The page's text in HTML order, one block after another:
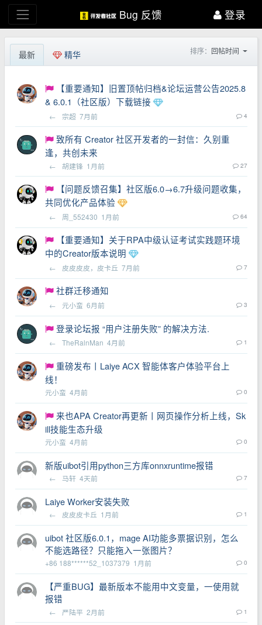
Bug 反馈 登录
最新 精华 排序： 回帖时间
【重要通知】旧置顶帖归档&论坛运营公告2025.8
& 6.0.1（社区版）下载链接
← 宗超 7月前 4
致所有 Creator 社区开发者的一封信：久别重
逢，共创未来
← 胡建锋 1月前 27
【问题反馈召集】社区版6.0→6.7升级问题收集，
共同优化产品体验
← 周_552430 1月前 64
【重要通知】关于RPA中级认证考试实践题环境
中的Creator版本说明
← 皮皮皮皮，皮卡丘 7月前 7
社群迁移通知
← 元小蛮 6月前 3
登录论坛报 “用户注册失败” 的解决方法.
← TheRalnMan 4月前 1
重磅发布丨Laiye ACX 智能体客户体验平台上
线！
元小蛮 4月前 0
来也APA Creator再更新丨网页操作分析上线，Sk
ill技能生态升级
元小蛮 4月前 0
新版uibot引用python三方库onnxruntime报错
← 马轩 4天前 7
Laiye Worker安装失败
← 皮皮皮卡丘 1月前 1
uibot 社区版6.0.1，mage AI功能多票据识别，怎么
不能选路径？只能拖入一张图片？
+86 188******52_1037379 1月前 0
【严重BUG】最新版本不能用中文变量，一使用就
报错
← 严陆平 2月前 1